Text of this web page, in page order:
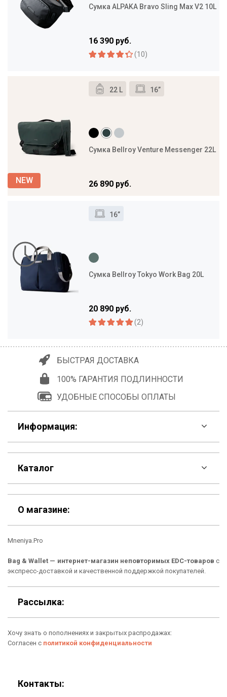
Сумка ALPAKA Bravo Sling Max V2 10L
16 390 руб.
(10)
22 L 16”
Сумка Bellroy Venture Messenger 22L
26 890 руб.
16”
Сумка Bellroy Tokyo Work Bag 20L
20 890 руб.
(2)
БЫСТРАЯ ДОСТАВКА
100% ГАРАНТИЯ ПОДЛИННОСТИ
УДОБНЫЕ СПОСОБЫ ОПЛАТЫ
Информация:
F.A.Q
Контакты
Шоурум
Материалы
Подарочные сертификаты
О нас
Отзывы о Bag & Wallet
Гарантия
Каталог
Скидки
Кошельки
Сумки
Новинки
Подарки
О магазине:
Mneniya.Pro
Bag & Wallet — интернет-магазин неповторимых EDC-товаров с
экспресс-доставкой и качественной поддержкой покупателей.
Рассылка:
Хочу знать о пополнениях и закрытых распродажах:
Согласен с политикой конфиденциальности
Контакты: